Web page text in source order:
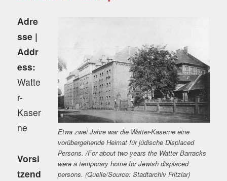
Etwa zwei Jahre war die Watter-Kaserne eine
vorübergehende Heimat für jüdische Displaced
Persons. /For about two years the Watter Barracks
were a temporary home for Jewish displaced
persons. (Quelle/Source: Stadtarchiv Fritzlar)
Adre
sse |
Addr
ess:
Watte
r-
Kaser
ne
Vorsi
tzend